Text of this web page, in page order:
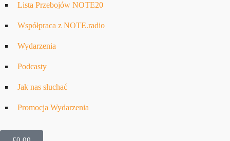
Lista Przebojów NOTE20
Współpraca z NOTE.radio
Wydarzenia
Podcasty
Jak nas słuchać
Promocja Wydarzenia